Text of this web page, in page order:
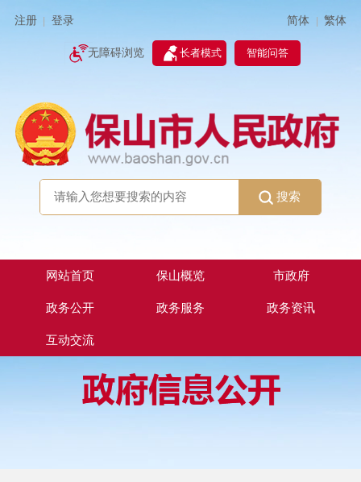
注册 登录 简体 | 繁体
无障碍浏览 长者模式 智能问答
搜索
网站首页 保山概览 市政府
政务公开 政务服务 政务资讯
互动交流